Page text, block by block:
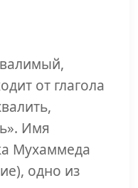
от глагола
Имя
Мухаммеда
одно из